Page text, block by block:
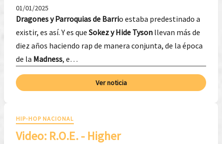
01/01/2025
Dragones y Parroquias de Barrio estaba predestinado a
existir, es así. Y es que Sokez y Hide Tyson llevan más de
diez años haciendo rap de manera conjunta, de la época
de la Madness, e…
Ver noticia
HIP-HOP NACIONAL
Video: R.O.E. - Higher